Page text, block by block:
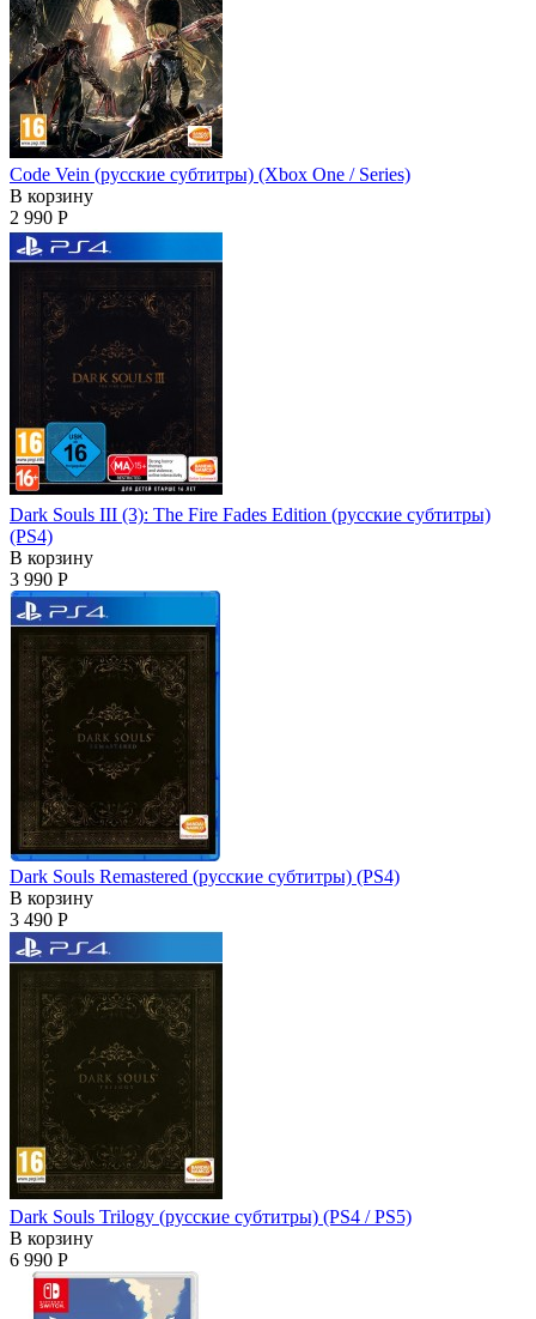
Code Vein (русские субтитры) (Xbox One / Series)
В корзину
2 990 Р
Dark Souls III (3): The Fire Fades Edition (русские субтитры)
(PS4)
В корзину
3 990 Р
Dark Souls Remastered (русские субтитры) (PS4)
В корзину
3 490 Р
Dark Souls Trilogy (русские субтитры) (PS4 / PS5)
В корзину
6 990 Р